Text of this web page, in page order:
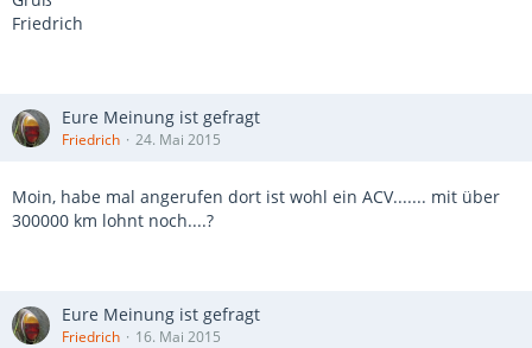
Friedrich
Eure Meinung ist gefragt
Friedrich 24. Mai 2015
Moin, habe mal angerufen dort ist wohl ein ACV....... mit über
300000 km lohnt noch....?
Eure Meinung ist gefragt
Friedrich 16. Mai 2015